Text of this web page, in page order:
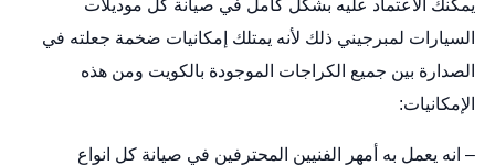
يمكنك الاعتماد عليه بشكل كامل في صيانة كل موديلات
السيارات لمبرجيني ذلك لأنه يمتلك إمكانيات ضخمة جعلته في
الصدارة بين جميع الكراجات الموجودة بالكويت ومن هذه
الإمكانيات:
– انه يعمل به أمهر الفنيين المحترفين في صيانة كل انواع